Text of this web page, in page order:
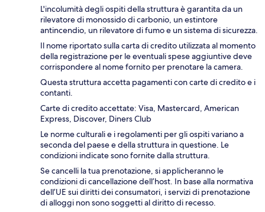
L'incolumità degli ospiti della struttura è garantita da un
rilevatore di monossido di carbonio, un estintore
antincendio, un rilevatore di fumo e un sistema di sicurezza.
Il nome riportato sulla carta di credito utilizzata al momento
della registrazione per le eventuali spese aggiuntive deve
corrispondere al nome fornito per prenotare la camera.
Questa struttura accetta pagamenti con carte di credito e i
contanti.
Carte di credito accettate: Visa, Mastercard, American
Express, Discover, Diners Club
Le norme culturali e i regolamenti per gli ospiti variano a
seconda del paese e della struttura in questione. Le
condizioni indicate sono fornite dalla struttura.
Se cancelli la tua prenotazione, si applicheranno le
condizioni di cancellazione dell’host. In base alla normativa
dell’UE sui diritti dei consumatori, i servizi di prenotazione
di alloggi non sono soggetti al diritto di recesso.